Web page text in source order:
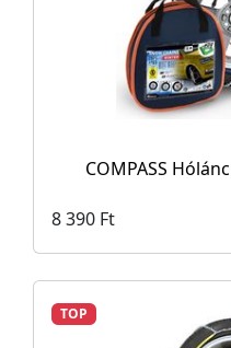
COMPASS
8 390 Ft
TOP